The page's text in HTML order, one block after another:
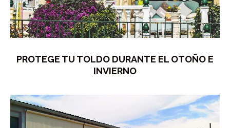
PROTEGE TU TOLDO DURANTE EL OTOÑO E
INVIERNO